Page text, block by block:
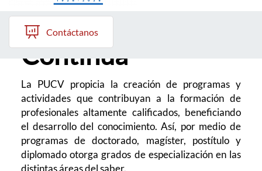
Quiénes somos
Vinculación con el Medio
Postgrados
Admisión
Contáctanos
Formación
Continua
La PUCV propicia la creación de programas y
actividades que contribuyan a la formación de
profesionales altamente calificados, beneficiando
el desarrollo del conocimiento. Así, por medio de
programas de doctorado, magíster, postítulo y
diplomado otorga grados de especialización en las
distintas áreas del saber.